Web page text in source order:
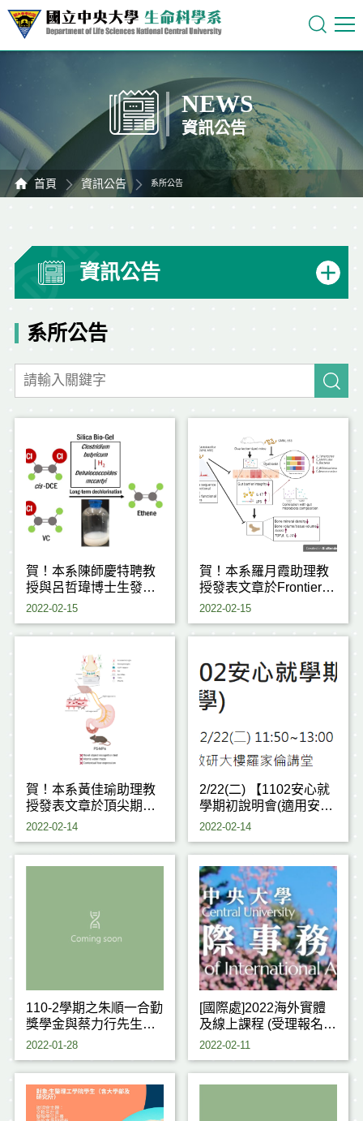
NEWS
資訊公告
首頁 資訊公告 系所公告
資訊公告
系所公告
賀！本系陳師慶特聘教
授與呂哲瑋博士生發表
文章於頂尖期刊
Materials」─IF 10.588
2022-02-15
賀！本系羅月霞助理教
授發表文章於Frontiers
in Nutrition─IF6.576
2022-02-15
賀！本系黃佳瑜助理教
授發表文章於頂尖期刊
「Journal of Hazardous
2022-02-14
2/22(二) 【1102安心就
學期初說明會(適用安心
就學)】
2022-02-14
110-2學期之朱順一合勤
獎學金與蔡力行先生獎
學金開始受理申請
2022-01-28
[國際處]2022海外實體
及線上課程 (受理報名
中)
2022-02-11